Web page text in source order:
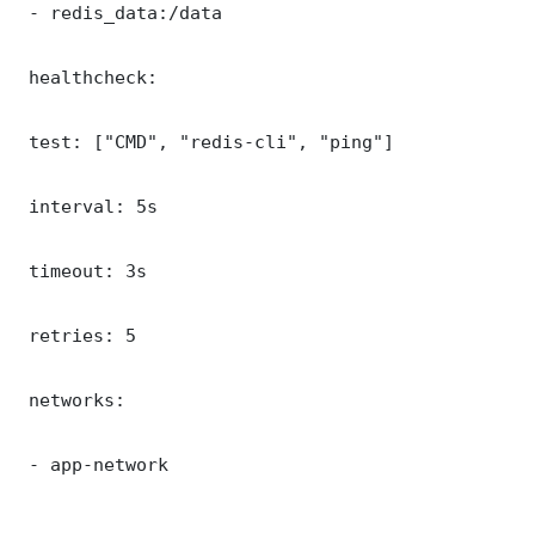
- redis_data:/data
healthcheck:
test: ["CMD", "redis-cli", "ping"]
interval: 5s
timeout: 3s
retries: 5
networks:
- app-network